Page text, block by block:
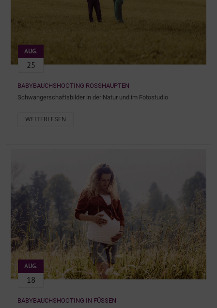
AUG.
25
BABYBAUCHSHOOTING ROSSHAUPTEN
Schwangerschaftsbilder in der Natur und im Fotostudio
WEITERLESEN
AUG.
18
BABYBAUCHSHOOTING IN FÜSSEN